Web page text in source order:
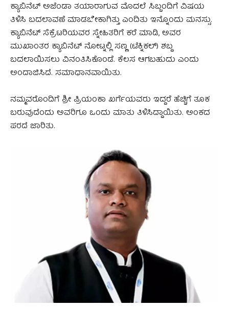
ಕ್ಯಾಬಿನೆಟ್ ಅಜೆಂಡಾ ತಯಾರಾಗುವ ಮೊದಲೆ ಸಿಬ್ಬಂದಿಗೆ ವಿಷಯ
ತಿಳಿಸಿ ಬದಲಾವಣೆ ಮಾಡಬೇಕಾಗಿತ್ತು ಎಂದಿತು ಇನ್ನೊಂದು ಮನಸ್ಸು.
ಕ್ಯಾಬಿನೆಟ್ ಸೆಕ್ರೆಟರಿಯವರ ಸ್ನೇಹಿತರಿಗೆ ಕರೆ ಮಾಡಿ, ಅವರ
ಮುಖಾಂತರ ಕ್ಯಾಬಿನೆಟ್ ನೋಟ್ನಲ್ಲಿ ಸಣ್ಣ (ಟೆಕ್ನಿಕಲ್) ಶಬ್ದ
ಬದಲಾಯಿಸಲು ವಿನಂತಿಸಿಕೊಂಡೆ. ಕೆಲಸ ಆಗಬಹುದು ಎಂದು
ಅಂದಾಜಿಸಿದೆ. ಸಮಾಧಾನವಾಯಿತು.
ನಮ್ಮವರೊಂದಿಗೆ ಶ್ರೀ ಪ್ರಿಯಂಕಾ ಖರ್ಗೆಯವರು ಇದ್ದರೆ ಹೆಚ್ಚಿಗೆ ತೂಕ
ಬರುವುದೆಂದು ಅವರಿಗೂ ಒಂದು ಮಾತು ತಿಳಿಸಿದ್ದಾಯಿತು. ಅಂಕದ
ಪರದೆ ಜಾರಿತು.